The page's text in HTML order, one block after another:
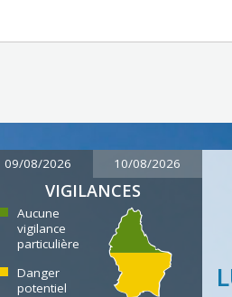
09/08/2026 10/08/2026
VIGILANCES
Aucune
vigilance
particulière
Danger
potentiel